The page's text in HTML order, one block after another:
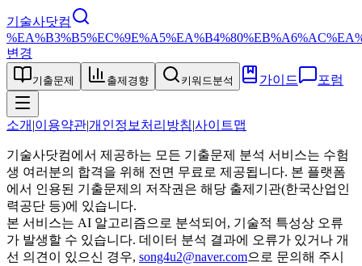
기술사닷컴
변경
기출문제 출제경향 키워드분석 가이드 포럼
소개 |이용약관|개인정보처리방침|사이트맵
기술사닷컴에서 제공하는 모든 기출문제 분석 서비스는 수험
생 여러분의 합격을 위해 전면 무료로 제공됩니다. 본 플랫폼
에서 인용된 기출문제의 저작권은 해당 출제기관(한국산업인
력공단 등)에 있습니다.
본 서비스는 AI 알고리즘으로 분석되어, 기술적 특성상 오류
가 발생할 수 있습니다. 데이터 분석 결과에 오류가 있거나 개
선 의견이 있으신 경우, song4u2@naver.com으로 문의해 주시